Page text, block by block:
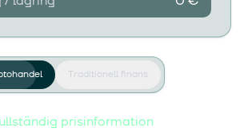
Traditionell finans
prisinformation